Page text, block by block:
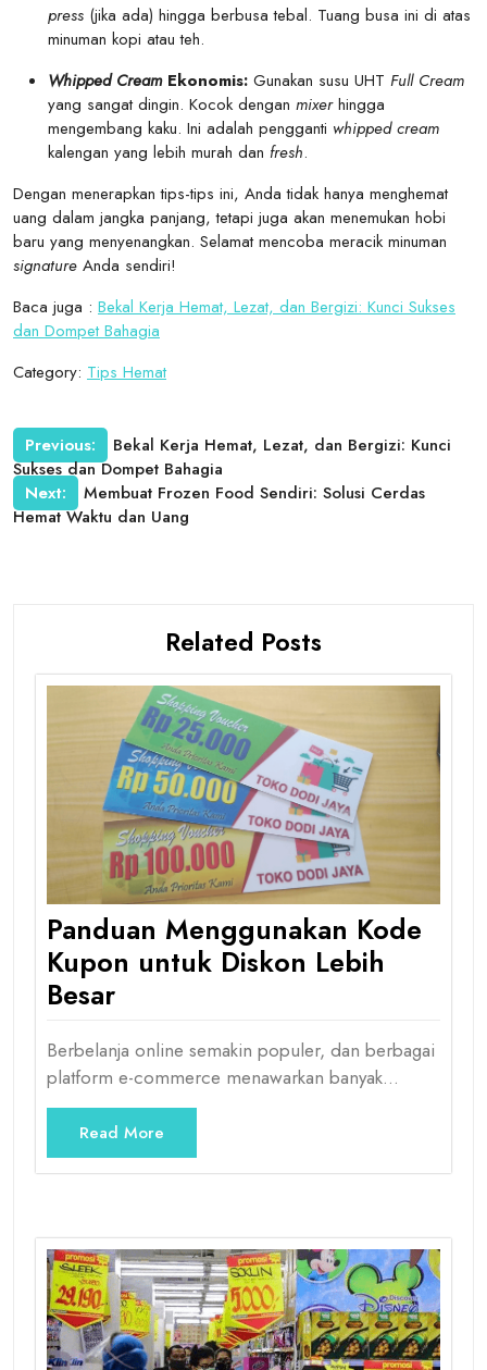
press (jika ada) hingga berbusa tebal. Tuang busa ini di atas
minuman kopi atau teh.
Whipped Cream Ekonomis: Gunakan susu UHT Full Cream
yang sangat dingin. Kocok dengan mixerhingga
mengembang kaku. Ini adalah pengganti whipped cream
kalengan yang lebih murah dan fresh.
Dengan menerapkan tips-tips ini, Anda tidak hanya menghemat
uang dalam jangka panjang, tetapi juga akan menemukan hobi
baru yang menyenangkan. Selamat mencoba meracik minuman
signature Anda sendiri!
Baca juga : Bekal Kerja Hemat, Lezat, dan Bergizi: Kunci Sukses
dan Dompet Bahagia
Category: Tips Hemat
Post
navigation
Previous:
Bekal Kerja Hemat, Lezat, dan Bergizi: Kunci
Sukses dan Dompet Bahagia
Next:
Membuat Frozen Food Sendiri: Solusi Cerdas
Hemat Waktu dan Uang
Related Posts
Panduan Menggunakan Kode
Kupon untuk Diskon Lebih
Besar
Berbelanja online semakin populer, dan berbagai
platform e-commerce menawarkan banyak…
Read More